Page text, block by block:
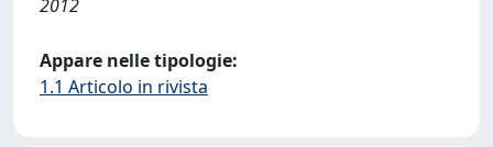
2012
Appare nelle tipologie:
1.1 Articolo in rivista